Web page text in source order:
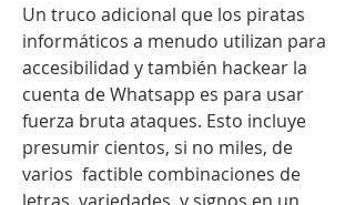
Un truco adicional que los piratas
informáticos a menudo utilizan para
accesibilidad y también hackear la
cuenta de Whatsapp es para usar
fuerza bruta ataques. Esto incluye
presumir cientos, si no miles, de
varios  factible combinaciones de